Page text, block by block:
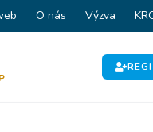
O nás Výzva